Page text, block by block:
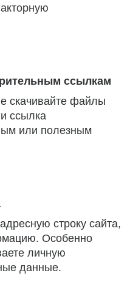
ссылкам
скачивайте файлы
ссылка
или полезным
строку сайта,
Особенно
личную
данные.